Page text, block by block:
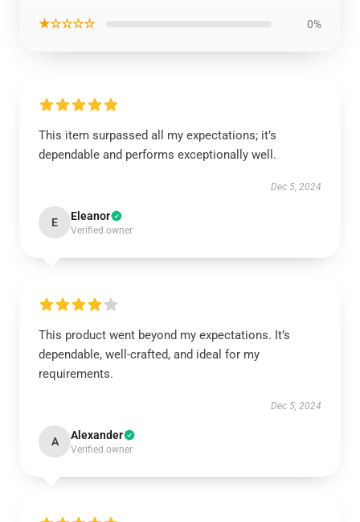
★☆☆☆☆ 0%
This item surpassed all my expectations; it’s
dependable and performs exceptionally well.
Dec 5, 2024
E Eleanor
Verified owner
This product went beyond my expectations. It’s
dependable, well-crafted, and ideal for my
requirements.
Dec 5, 2024
A Alexander
Verified owner